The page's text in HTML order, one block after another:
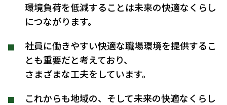
環境負荷を低減することは未来の快適なくらし
につながります。
社員に働きやすい快適な職場環境を提供するこ
とも重要だと考えており、
さまざまな工夫をしています。
これからも地域の、そして未来の快適なくらし